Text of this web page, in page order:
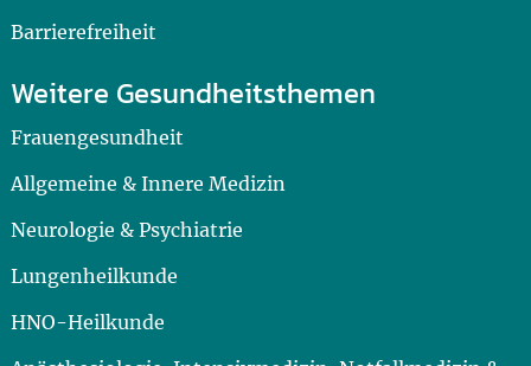
Barrierefreiheit
Weitere Gesundheitsthemen
Frauengesundheit
Allgemeine & Innere Medizin
Neurologie & Psychiatrie
Lungenheilkunde
HNO-Heilkunde